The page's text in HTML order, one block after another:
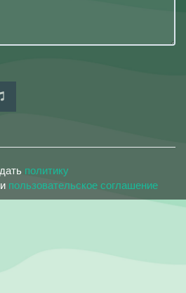
политику
и пользовательское соглашение